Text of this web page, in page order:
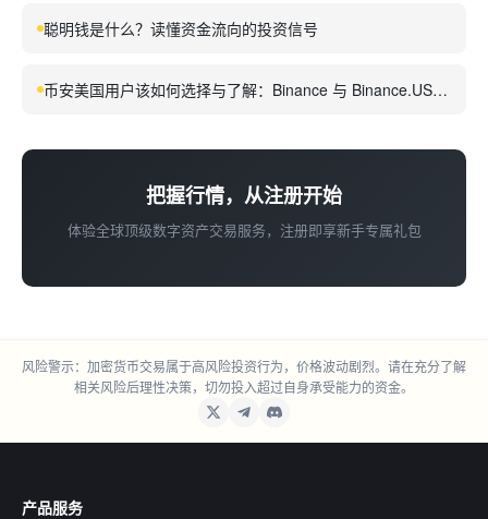
聪明钱是什么？读懂资金流向的投资信号
币安美国用户该如何选择与了解：Binance 与 Binance.US
把握行情，从注册开始
体验全球顶级数字资产交易服务，注册即享新手专属礼包
风险警示：加密货币交易属于高风险投资行为，价格波动剧烈。请在充分了解
相关风险后理性决策，切勿投入超过自身承受能力的资金。
产品服务